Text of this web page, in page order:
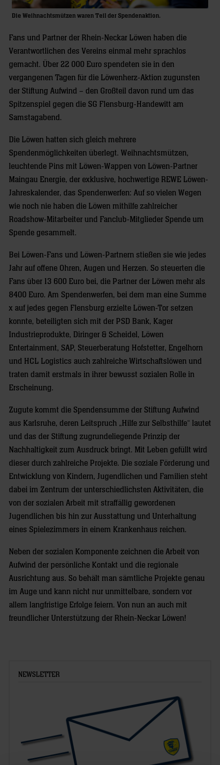
Die Weihnachtsmützen waren Teil der Spendenaktion.
Fans und Partner der Rhein-Neckar Löwen haben die
Verantwortlichen des Vereins einmal mehr sprachlos
gemacht. Über 22 000 Euro spendeten sie in den
vergangenen Tagen für die Löwenherz-Aktion zugunsten
der Stiftung Aufwind – den Großteil davon rund um das
Spitzenspiel gegen die SG Flensburg-Handewitt am
Samstagabend.
Die Löwen hatten sich gleich mehrere
Spendenmöglichkeiten überlegt. Weihnachtsmützen,
leuchtende Pins mit Löwen-Wappen von Löwen-Partner
Maingau Energie, der exklusive, hochwertige REWE Löwen-
Jahreskalender, das Spendenwerfen: Auf so vielen Wegen
wie noch nie haben die Löwen mithilfe zahlreicher
Roadshow-Mitarbeiter und Fanclub-Mitglieder Spende um
Spende gesammelt.
Bei Löwen-Fans und Löwen-Partnern stießen sie wie jedes
Jahr auf offene Ohren, Augen und Herzen. So steuerten die
Fans über 13 600 Euro bei, die Partner der Löwen mehr als
8400 Euro. Am Spendenwerfen, bei dem man eine Summe
x auf jedes gegen Flensburg erzielte Löwen-Tor setzen
konnte, beteiligten sich mit der PSD Bank, Kager
Industrieprodukte, Diringer & Scheidel, Löwen
Entertainment, SAP, Steuerberatung Hofstetter, Engelhorn
und HCL Logistics auch zahlreiche Wirtschaftslöwen und
traten damit erstmals in ihrer bewusst sozialen Rolle in
Erscheinung.
Zugute kommt die Spendensumme der Stiftung Aufwind
aus Karlsruhe, deren Leitspruch „Hilfe zur Selbsthilfe“ lautet
und das der Stiftung zugrundeliegende Prinzip der
Nachhaltigkeit zum Ausdruck bringt. Mit Leben gefüllt wird
dieser durch zahlreiche Projekte. Die soziale Förderung und
Entwicklung von Kindern, Jugendlichen und Familien steht
dabei im Zentrum der unterschiedlichsten Aktivitäten, die
von der sozialen Arbeit mit straffällig gewordenen
Jugendlichen bis hin zur Ausstattung und Unterhaltung
eines Spielezimmers in einem Krankenhaus reichen.
Neben der sozialen Komponente zeichnen die Arbeit von
Aufwind der persönliche Kontakt und die regionale
Ausrichtung aus. So behält man sämtliche Projekte genau
im Auge und kann nicht nur unmittelbare, sondern vor
allem langfristige Erfolge feiern. Von nun an auch mit
freundlicher Unterstützung der Rhein-Neckar Löwen!
NEWSLETTER